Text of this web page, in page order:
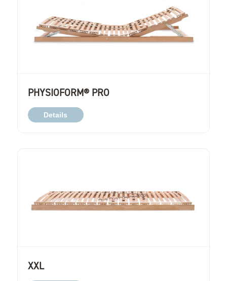
PHYSIOFORM® PRO
Details
XXL